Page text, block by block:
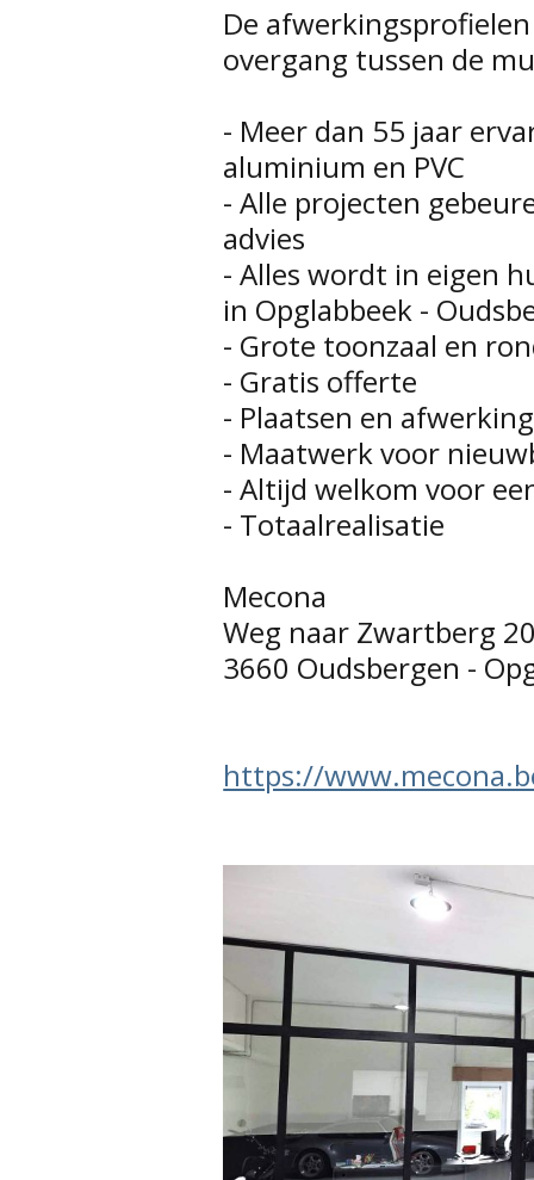
De
overgang tussen de
- Meer dan 55 jaar
aluminium en PVC
- Alle projecten
advies
- Alles wordt in eigen
in Opglabbeek -
- Grote toonzaal en
- Gratis offerte
- Plaatsen en
- Maatwerk voor
- Altijd welkom voor
- Totaalrealisatie
Mecona
Weg naar Zwartberg
3660 Oudsbergen -
https://